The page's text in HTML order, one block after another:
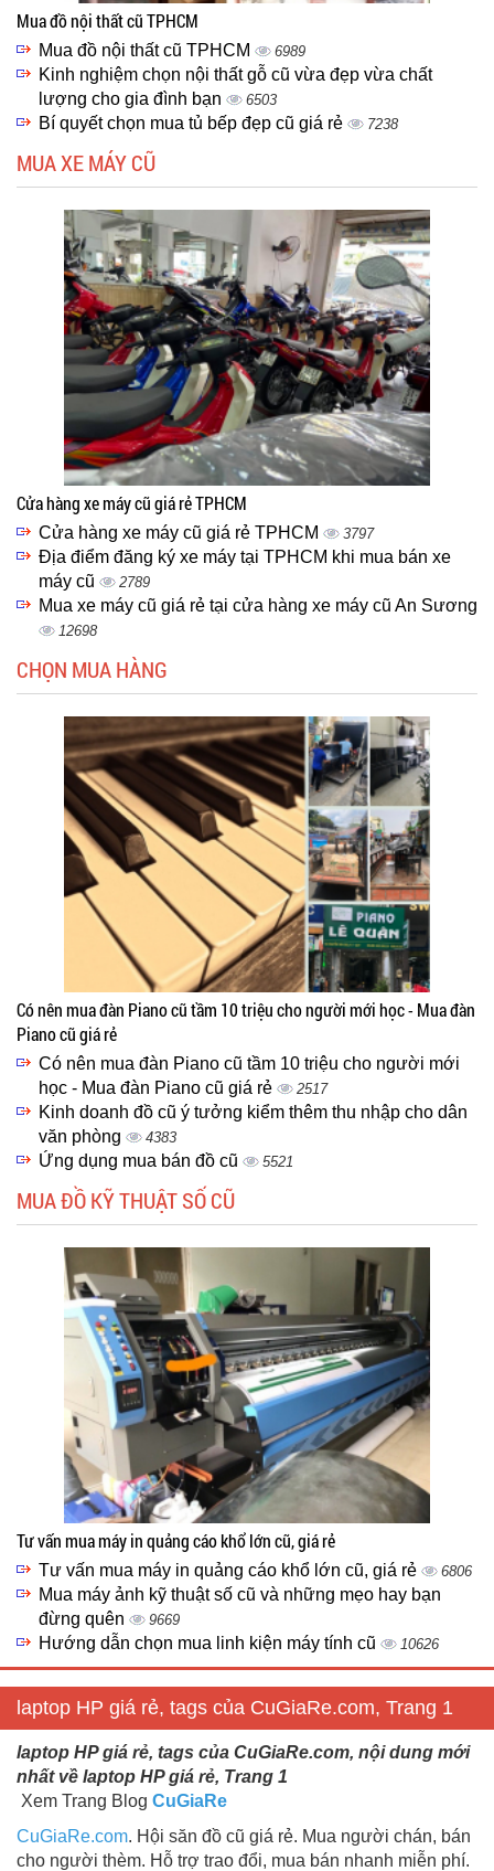
Mua đồ nội thất cũ TPHCM
Mua đồ nội thất cũ TPHCM 6989
Kinh nghiệm chọn nội thất gỗ cũ vừa đẹp vừa chất
lượng cho gia đình bạn
6503
Bí quyết chọn mua tủ bếp đẹp cũ giá rẻ 7238
MUA XE MÁY CŨ
Cửa hàng xe máy cũ giá rẻ TPHCM
Cửa hàng xe máy cũ giá rẻ TPHCM 3797
Địa điểm đăng ký xe máy tại TPHCM khi mua bán xe
máy cũ
2789
Mua xe máy cũ giá rẻ tại cửa hàng xe máy cũ An Sương
12698
CHỌN MUA HÀNG
Có nên mua đàn Piano cũ tầm 10 triệu cho người mới học - Mua đàn
Piano cũ giá rẻ
Có nên mua đàn Piano cũ tầm 10 triệu cho người mới
học - Mua đàn Piano cũ giá rẻ
2517
Kinh doanh đồ cũ ý tưởng kiểm thêm thu nhập cho dân
văn phòng
4383
Ứng dụng mua bán đồ cũ 5521
MUA ĐỒ KỸ THUẬT SỐ CŨ
Tư vấn mua máy in quảng cáo khổ lớn cũ, giá rẻ
Tư vấn mua máy in quảng cáo khổ lớn cũ, giá rẻ 6806
Mua máy ảnh kỹ thuật số cũ và những mẹo hay bạn
đừng quên
9669
Hướng dẫn chọn mua linh kiện máy tính cũ 10626
laptop HP giá rẻ, tags của CuGiaRe.com, Trang 1
laptop HP giá rẻ, tags của CuGiaRe.com, nội dung mới
nhất về laptop HP giá rẻ, Trang 1
Xem Trang Blog CuGiaRe
CuGiaRe.com. Hội săn đồ cũ giá rẻ. Mua người chán, bán
cho người thèm. Hỗ trợ trao đổi, mua bán nhanh miễn phí.